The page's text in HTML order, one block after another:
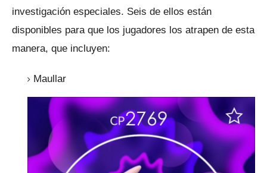
investigación especiales. Seis de ellos están
disponibles para que los jugadores los atrapen de esta
manera, que incluyen:
Maullar